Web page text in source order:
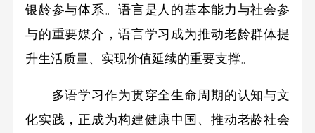
银龄参与体系。语言是人的基本能力与社会参
与的重要媒介，语言学习成为推动老龄群体提
升生活质量、实现价值延续的重要支撑。
多语学习作为贯穿全生命周期的认知与文
化实践，正成为构建健康中国、推动老龄社会